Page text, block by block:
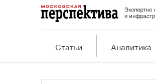
Статьи Аналитика